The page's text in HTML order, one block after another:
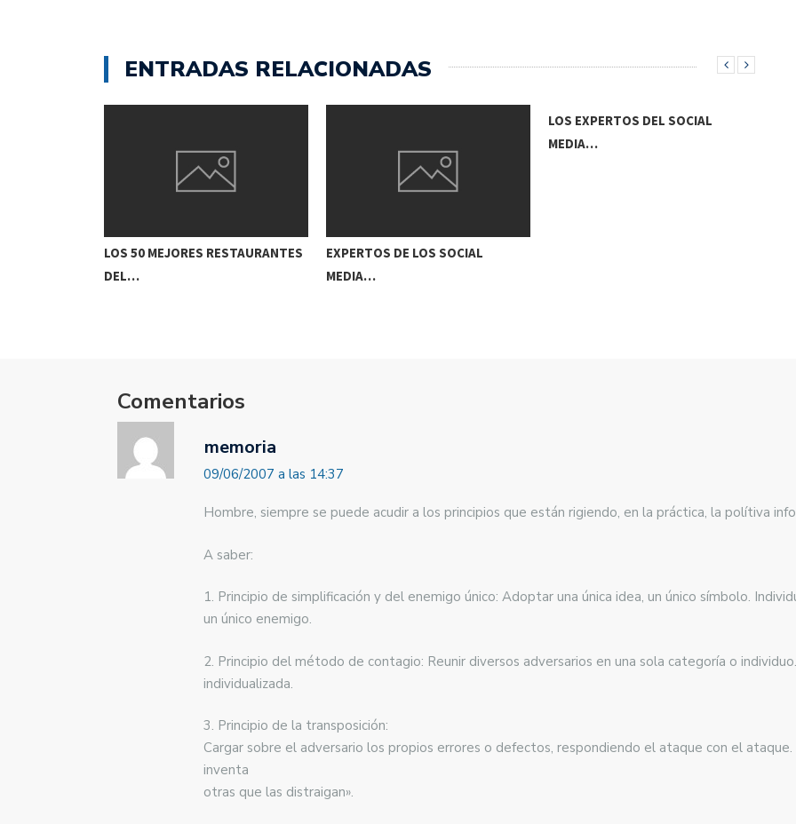
ENTRADAS RELACIONADAS
LOS 50 MEJORES RESTAURANTES
DEL…
EXPERTOS DE LOS SOCIAL
MEDIA…
LOS EXPERTOS DEL SOCIAL
MEDIA…
Comentarios
memoria
09/06/2007 a las 14:37
Hombre, siempre se puede acudir a los principios que están rigiendo, en la práctica, la polítiva
A saber:
1. Principio de simplificación y del enemigo único: Adoptar una única idea, un único símbolo.
un único enemigo.
2. Principio del método de contagio: Reunir diversos adversarios en una sola categoría o
individualizada.
3. Principio de la transposición:
Cargar sobre el adversario los propios errores o defectos, respondiendo el ataque con el ataque.
inventa
otras que las distraigan».